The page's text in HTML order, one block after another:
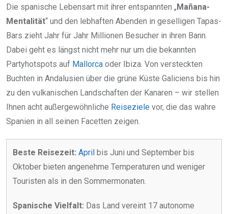
Die spanische Lebensart mit ihrer entspannten „Mañana-
Mentalität“ und den lebhaften Abenden in geselligen Tapas-
Bars zieht Jahr für Jahr Millionen Besucher in ihren Bann.
Dabei geht es längst nicht mehr nur um die bekannten
Partyhotspots auf Mallorca oder Ibiza. Von versteckten
Buchten in Andalusien über die grüne Küste Galiciens bis hin
zu den vulkanischen Landschaften der Kanaren – wir stellen
Ihnen acht außergewöhnliche Reiseziele vor, die das wahre
Spanien in all seinen Facetten zeigen.
Beste Reisezeit: April bis Juni und September bis
Oktober bieten angenehme Temperaturen und weniger
Touristen als in den Sommermonaten.
Spanische Vielfalt: Das Land vereint 17 autonome